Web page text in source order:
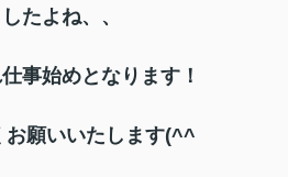
たよね、、
事始めとなります！
願いいたします(^^ゞ